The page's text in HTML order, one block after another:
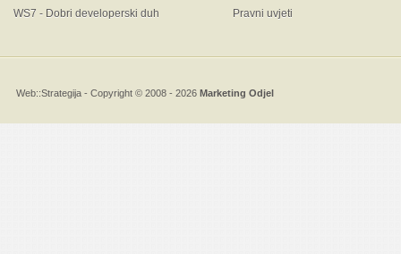
WS7 - Dobri developerski duh Pravni uvjeti
Web::Strategija - Copyright © 2008 - 2026 Marketing Odjel